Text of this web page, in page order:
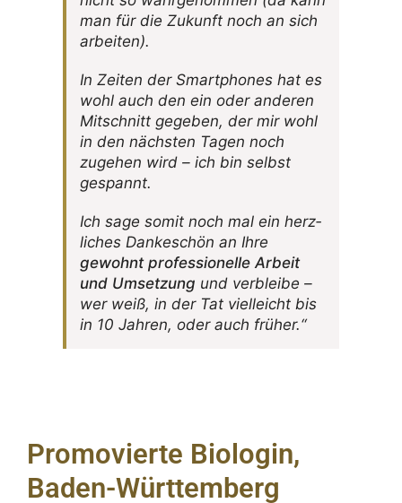
man für die Zukunft noch an sich
arbeiten).
In Zeiten der Smart­phones hat es
wohl auch den ein oder anderen
Mitschnitt gegeben, der mir wohl
in den nächsten Tagen noch
zugehen wird – ich bin selbst
gespannt.
Ich sage somit noch mal ein herz­
li­ches Danke­schön an Ihre
gewohnt profes­sio­nelle Arbeit
und Umset­zung und verbleibe –
wer weiß, in der Tat viel­leicht bis
in 10 Jahren, oder auch früher.“
Promovierte Biologin,
Baden-Württemberg